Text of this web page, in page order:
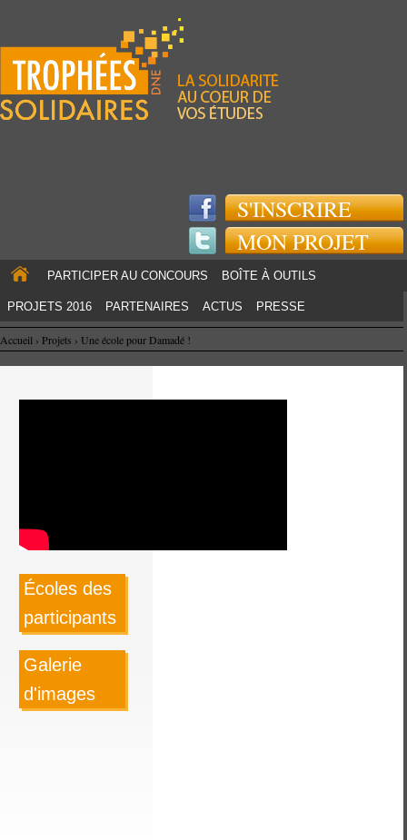
S'INSCRIRE
MON PROJET
PARTICIPER AU CONCOURS BOÎTE À OUTILS
PROJETS 2016 PARTENAIRES ACTUS PRESSE
Accueil › Projets › Une école pour Damadé !
Écoles des
participants
Galerie
d'images